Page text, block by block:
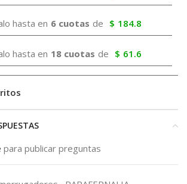
hasta en 6 cuotas de $ 184.8
hasta en 18 cuotas de $ 61.6
para publicar preguntas